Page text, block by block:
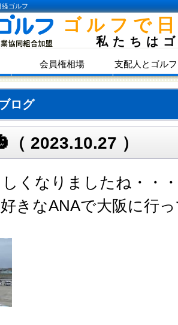
ゴルフ
ゴルフで
私たちは
会員権相場 支配人とゴル
ログ
2023.10.27 ）
くなりましたね・・・
きなANAで大阪に行